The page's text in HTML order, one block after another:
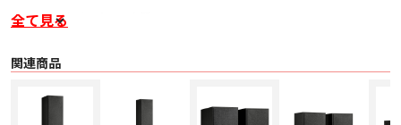
シームレスなサラウンド空間
Monitor XTシリーズのスピーカーは、シリーズを通して音色のマッチングが図
がる理想的なホームシアターシステムを構築することができます。さらに、ハ
イトモジュールのMXT90をシステムに追加すれば、高さ方向にも空間が広がる
全て見る
関連商品